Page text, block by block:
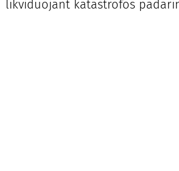
likviduojant katastrofos